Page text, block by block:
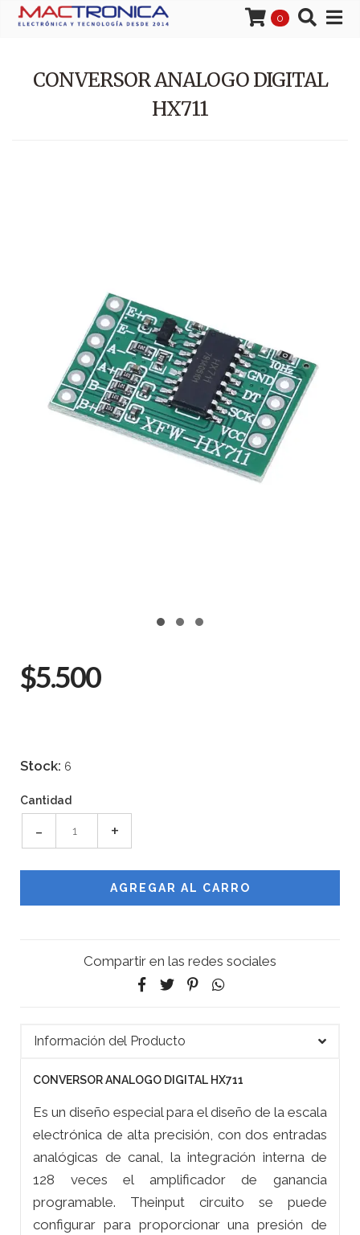
0
CONVERSOR ANALOGO DIGITAL
HX711
$5.500
Stock: 6
Cantidad
- +
Compartir en las redes sociales
Información del Producto
CONVERSOR ANALOGO DIGITAL HX711
Es un diseño especial para el diseño de la escala
electrónica de alta precisión, con dos entradas
analógicas de canal, la integración interna de
128 veces el amplificador de ganancia
programable. Theinput circuito se puede
configurar para proporcionar una presión de